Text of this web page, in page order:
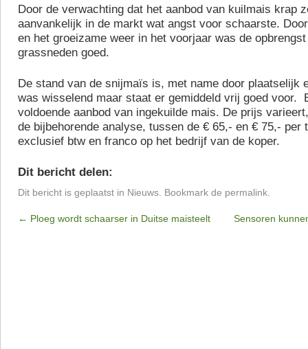
Door de verwachting dat het aanbod van kuilmais krap
aanvankelijk in de markt wat angst voor schaarste.
en het groeizame weer in het voorjaar was de
grassneden goed.
De stand van de snijmaïs is, met name door plaatselijk
was wisselend maar staat er gemiddeld vrij goed voor.
voldoende aanbod van ingekuilde mais. De prijs
de bijbehorende analyse, tussen de € 65,- en € 75,- per
exclusief btw en franco op het bedrijf van de koper.
Dit bericht delen:
Dit bericht is geplaatst in Nieuws . Bookmark de permalink
← Ploeg wordt schaarser in Duitse maisteelt Sensoren